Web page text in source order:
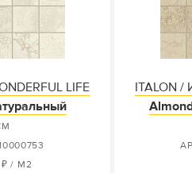
LIFE
₽ / М2
ITALON /